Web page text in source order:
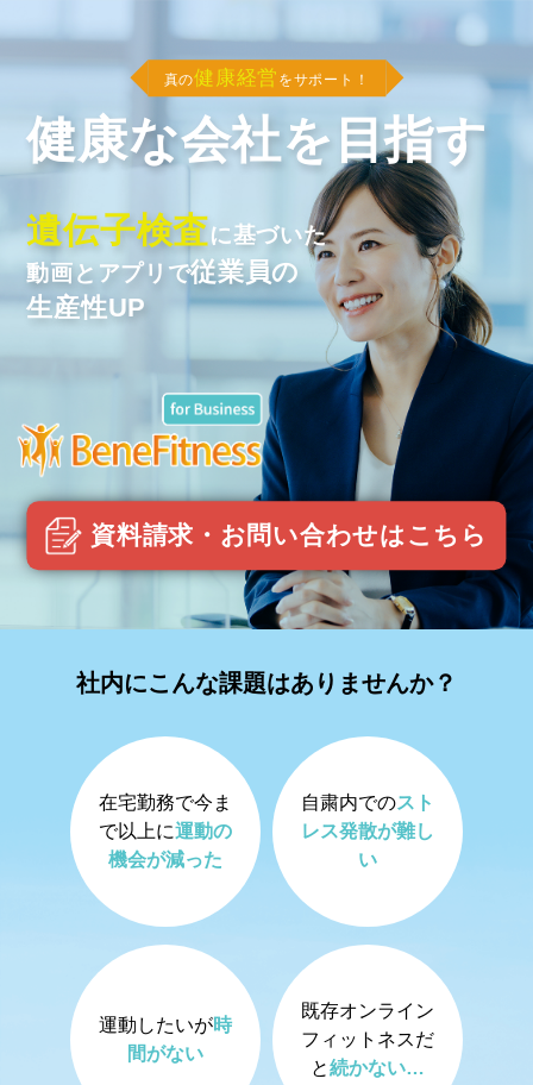
真の健康経営 をサポート！
健康な会社を目指す
遺伝子検査に基づいた
動画とアプリで従業員の
生産性UP
資料請求・お問い合わせはこちら
社内にこんな課題はありませんか？
在宅勤務で今ま
で以上に運動の
機会が減った
自粛内でのスト
レス発散が難し
い
運動したいが時
間がない
既存オンライン
フィットネスだ
と続かない…